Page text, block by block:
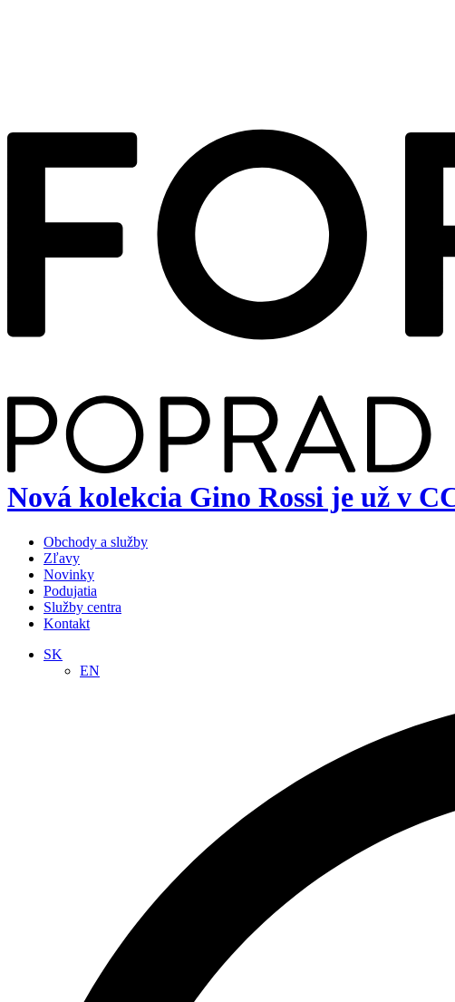
Nová kolekcia Gino Rossi je už v
Obchody a služby
Zľavy
Novinky
Podujatia
Služby centra
Kontakt
SK
EN